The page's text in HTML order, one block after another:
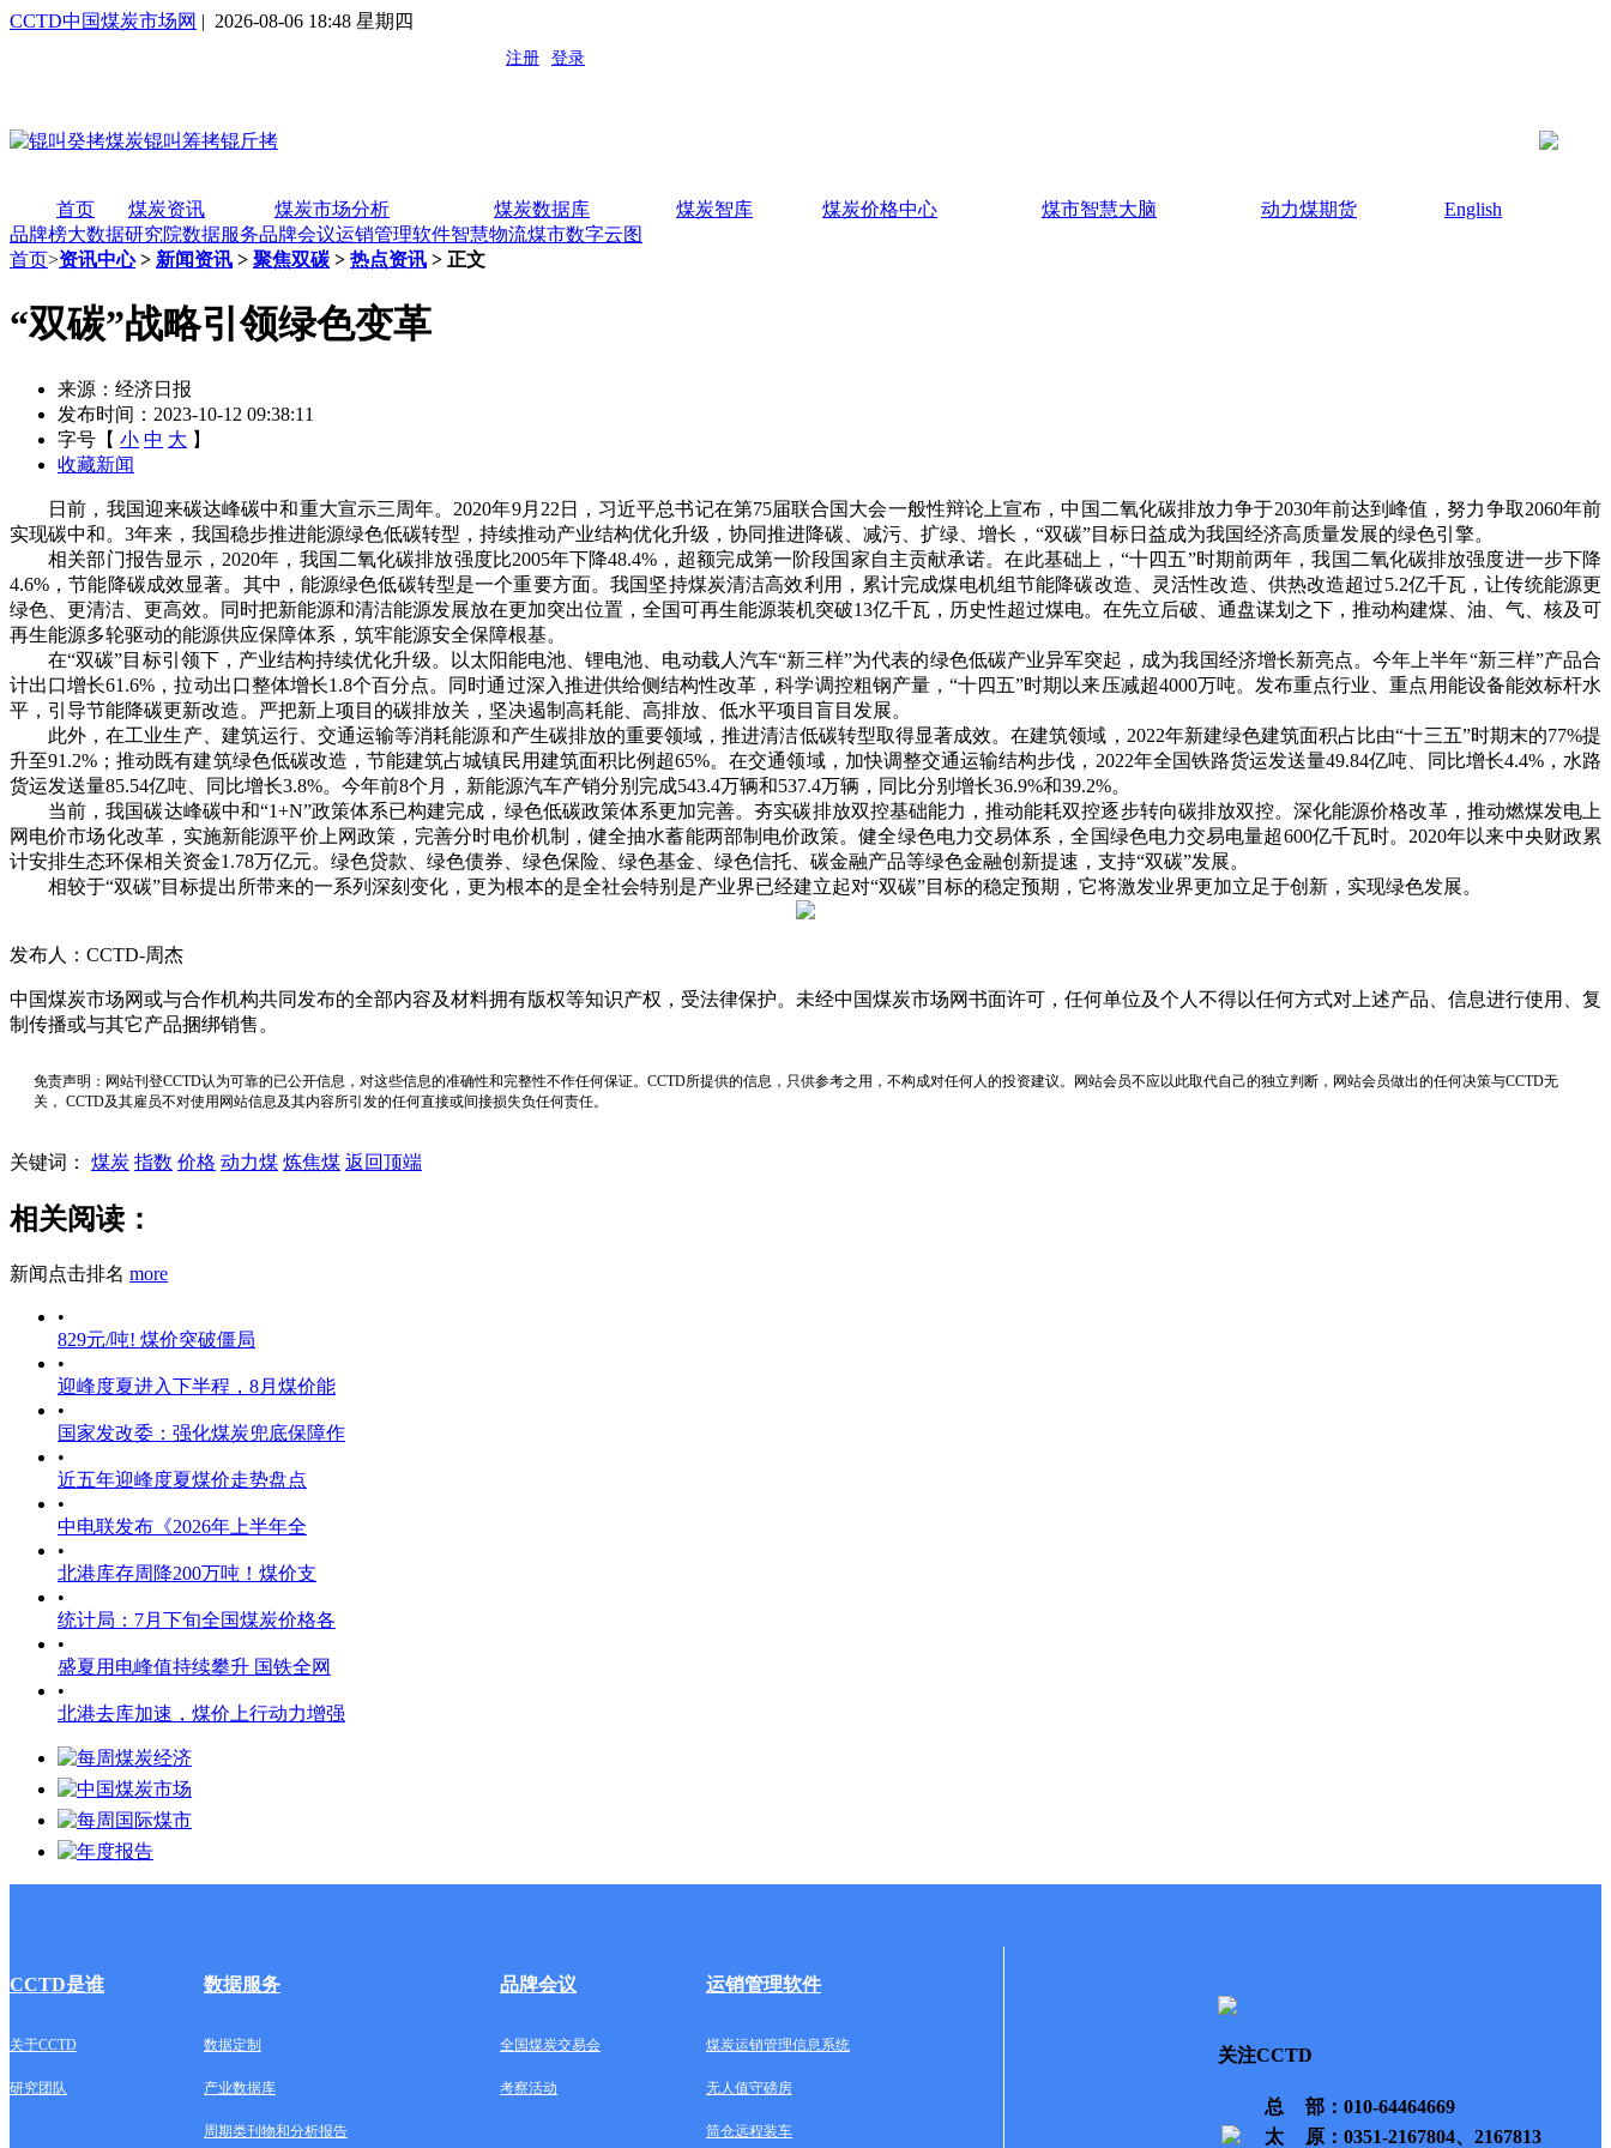
CCTD中国煤炭市场网 | 2026-08-06 18:48 星期四
首页 煤炭资讯 煤炭市场分析 煤炭数据库 煤炭智库 煤炭价格中心 煤市智慧大脑 动力煤期货
English
品牌榜大数据研究院数据服务品牌会议运销管理软件智慧物流煤市数字云图
首页>资讯中心> 新闻资讯 > 聚焦双碳 > 热点资讯 > 正文
“双碳”战略引领绿色变革
来源：经济日报
发布时间：2023-10-12 09:38:11
字号【 小 中 大 】
收藏新闻
日前，我国迎来碳达峰碳中和重大宣示三周年。2020年9月22日，习近平总书记在第75届联合国大会一般性辩论上宣布，中国二氧化碳排放力争于2030年前达到峰值，努力争取2060年前
实现碳中和。3年来，我国稳步推进能源绿色低碳转型，持续推动产业结构优化升级，协同推进降碳、减污、扩绿、增长，“双碳”目标日益成为我国经济高质量发展的绿色引擎。
相关部门报告显示，2020年，我国二氧化碳排放强度比2005年下降48.4%，超额完成第一阶段国家自主贡献承诺。在此基础上，“十四五”时期前两年，我国二氧化碳排放强度进一步下降
4.6%，节能降碳成效显著。其中，能源绿色低碳转型是一个重要方面。我国坚持煤炭清洁高效利用，累计完成煤电机组节能降碳改造、灵活性改造、供热改造超过5.2亿千瓦，让传统能源更
绿色、更清洁、更高效。同时把新能源和清洁能源发展放在更加突出位置，全国可再生能源装机突破13亿千瓦，历史性超过煤电。在先立后破、通盘谋划之下，推动构建煤、油、气、核及可
再生能源多轮驱动的能源供应保障体系，筑牢能源安全保障根基。
在“双碳”目标引领下，产业结构持续优化升级。以太阳能电池、锂电池、电动载人汽车“新三样”为代表的绿色低碳产业异军突起，成为我国经济增长新亮点。今年上半年“新三样”产品合
计出口增长61.6%，拉动出口整体增长1.8个百分点。同时通过深入推进供给侧结构性改革，科学调控粗钢产量，“十四五”时期以来压减超4000万吨。发布重点行业、重点用能设备能效标杆水
平，引导节能降碳更新改造。严把新上项目的碳排放关，坚决遏制高耗能、高排放、低水平项目盲目发展。
此外，在工业生产、建筑运行、交通运输等消耗能源和产生碳排放的重要领域，推进清洁低碳转型取得显著成效。在建筑领域，2022年新建绿色建筑面积占比由“十三五”时期末的77%提
升至91.2%；推动既有建筑绿色低碳改造，节能建筑占城镇民用建筑面积比例超65%。在交通领域，加快调整交通运输结构步伐，2022年全国铁路货运发送量49.84亿吨、同比增长4.4%，水路
货运发送量85.54亿吨、同比增长3.8%。今年前8个月，新能源汽车产销分别完成543.4万辆和537.4万辆，同比分别增长36.9%和39.2%。
当前，我国碳达峰碳中和“1+N”政策体系已构建完成，绿色低碳政策体系更加完善。夯实碳排放双控基础能力，推动能耗双控逐步转向碳排放双控。深化能源价格改革，推动燃煤发电上
网电价市场化改革，实施新能源平价上网政策，完善分时电价机制，健全抽水蓄能两部制电价政策。健全绿色电力交易体系，全国绿色电力交易电量超600亿千瓦时。2020年以来中央财政累
计安排生态环保相关资金1.78万亿元。绿色贷款、绿色债券、绿色保险、绿色基金、绿色信托、碳金融产品等绿色金融创新提速，支持“双碳”发展。
相较于“双碳”目标提出所带来的一系列深刻变化，更为根本的是全社会特别是产业界已经建立起对“双碳”目标的稳定预期，它将激发业界更加立足于创新，实现绿色发展。
发布人：CCTD-周杰
中国煤炭市场网或与合作机构共同发布的全部内容及材料拥有版权等知识产权，受法律保护。未经中国煤炭市场网书面许可，任何单位及个人不得以任何方式对上述产品、信息进行使用、复
制传播或与其它产品捆绑销售。
免责声明：网站刊登CCTD认为可靠的已公开信息，对这些信息的准确性和完整性不作任何保证。CCTD所提供的信息，只供参考之用，不构成对任何人的投资建议。网站会员不应以此取代自己的独立判断，网站会员做出的任何决策与CCTD无
关， CCTD及其雇员不对使用网站信息及其内容所引发的任何直接或间接损失负任何责任。
关键词： 煤炭 指数 价格 动力煤 炼焦煤 返回顶端
相关阅读：
新闻点击排名 more
•
829元/吨! 煤价突破僵局
•
迎峰度夏进入下半程，8月煤价能
•
国家发改委：强化煤炭兜底保障作
•
近五年迎峰度夏煤价走势盘点
•
中电联发布《2026年上半年全
•
北港库存周降200万吨！煤价支
•
统计局：7月下旬全国煤炭价格各
•
盛夏用电峰值持续攀升 国铁全网
•
北港去库加速，煤价上行动力增强
CCTD是谁 数据服务 品牌会议 运销管理软件
关于CCTD 数据定制 全国煤炭交易会 煤炭运销管理信息系统
研究团队 产业数据库 考察活动 无人值守磅房
周期类刊物和分析报告 筒仓远程装车
关注CCTD
总部 ：010-64464669
太原 ：0351-2167804、2167813